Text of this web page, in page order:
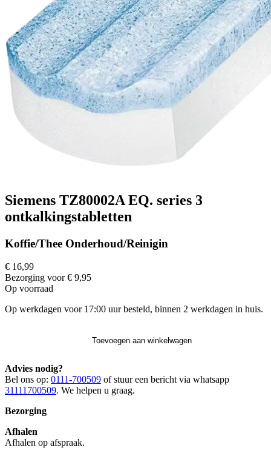
Siemens TZ80002A EQ. series 3
ontkalkingstabletten
Koffie/Thee Onderhoud/Reinigin
€ 16,99
Bezorging voor € 9,95
Op voorraad
Op werkdagen voor 17:00 uur besteld, binnen 2 werkdagen in huis.
Toevoegen aan winkelwagen
Advies nodig?
Bel ons op: 0111-700509 of stuur een bericht via whatsapp
31111700509. We helpen u graag.
Bezorging
Afhalen
Afhalen op afspraak.